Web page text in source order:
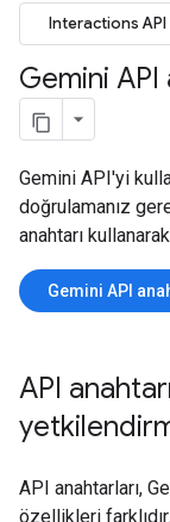
Interactions API
Gemini API
Gemini API'yi
doğrulamanız
anahtarı
Gemini API
API
API anahtarları,
özellikleri